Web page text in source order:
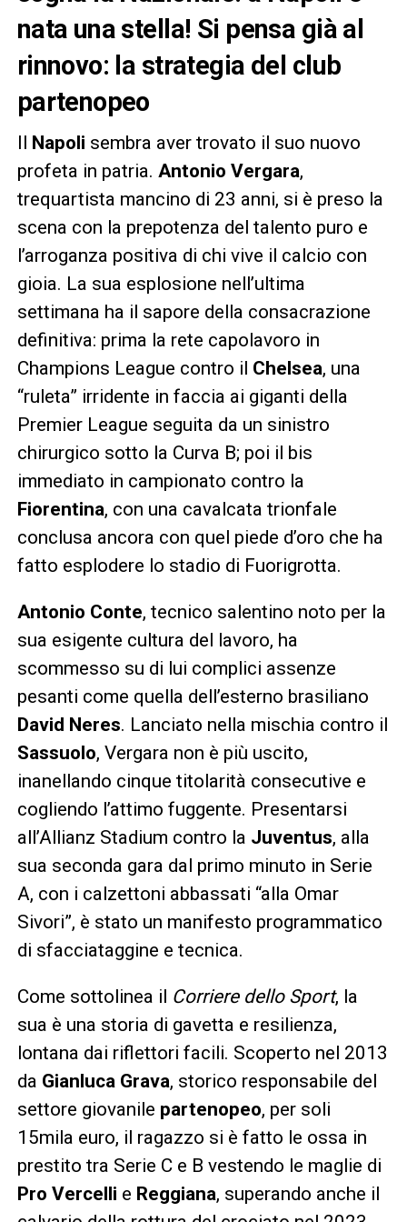
nata una stella! Si pensa già al
rinnovo: la strategia del club
partenopeo
Il Napoli sembra aver trovato il suo nuovo
profeta in patria. Antonio Vergara,
trequartista mancino di 23 anni, si è preso la
scena con la prepotenza del talento puro e
l’arroganza positiva di chi vive il calcio con
gioia. La sua esplosione nell’ultima
settimana ha il sapore della consacrazione
definitiva: prima la rete capolavoro in
Champions League contro il Chelsea, una
“ruleta” irridente in faccia ai giganti della
Premier League seguita da un sinistro
chirurgico sotto la Curva B; poi il bis
immediato in campionato contro la
Fiorentina, con una cavalcata trionfale
conclusa ancora con quel piede d’oro che ha
fatto esplodere lo stadio di Fuorigrotta.
Antonio Conte, tecnico salentino noto per la
sua esigente cultura del lavoro, ha
scommesso su di lui complici assenze
pesanti come quella dell’esterno brasiliano
David Neres. Lanciato nella mischia contro il
Sassuolo, Vergara non è più uscito,
inanellando cinque titolarità consecutive e
cogliendo l’attimo fuggente. Presentarsi
all’Allianz Stadium contro la Juventus, alla
sua seconda gara dal primo minuto in Serie
A, con i calzettoni abbassati “alla Omar
Sivori”, è stato un manifesto programmatico
di sfacciataggine e tecnica.
Come sottolinea il Corriere dello Sport, la
sua è una storia di gavetta e resilienza,
lontana dai riflettori facili. Scoperto nel 2013
da Gianluca Grava, storico responsabile del
settore giovanile partenopeo, per soli
15mila euro, il ragazzo si è fatto le ossa in
prestito tra Serie C e B vestendo le maglie di
Pro Vercelli e Reggiana, superando anche il